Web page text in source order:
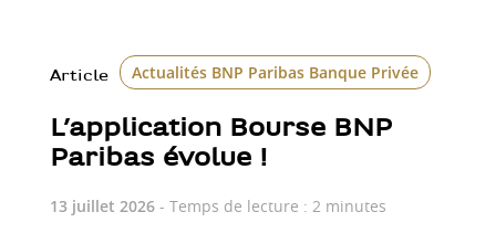
Article Actualités BNP Paribas Banque Privée
L’application Bourse BNP
Paribas évolue !
13 juillet 2026- Temps de lecture : 2 minutes